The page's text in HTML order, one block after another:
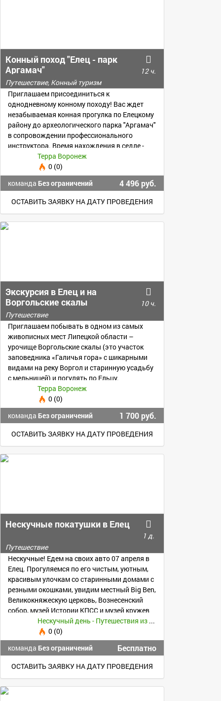
Конный поход "Елец - парк
Аргамач"
12 ч.
Путешествие, Конный туризм
Приглашаем присоединиться к
однодневному конному походу! Вас ждет
незабываемая конная прогулка по Елецкому
району до археологического парка "Аргамач"
в сопровождении профессионального
инструктора. Время нахождения в седле -
седле - 5 часовТерра Воронеж
0 (0)
команда Без ограничений 4 496 руб.
ОСТАВИТЬ ЗАЯВКУ НА ДАТУ ПРОВЕДЕНИЯ
Экскурсия в Елец и на
Воргольские скалы
10 ч.
Путешествие
Приглашаем побывать в одном из самых
живописных мест Липецкой области –
урочище Воргольские скалы (это участок
заповедника «Галичья гора» с шикарными
видами на реку Воргол и старинную усадьбу
с мельницей) и погулять по Ельцу.
Терра Воронеж
0 (0)
команда Без ограничений 1 700 руб.
ОСТАВИТЬ ЗАЯВКУ НА ДАТУ ПРОВЕДЕНИЯ
Нескучные покатушки в Елец
1 д.
Путешествие
Нескучные! Едем на своих авто 07 апреля в
Елец. Прогуляемся по его чистым, уютным,
красивым улочкам со старинными домами с
резными окошками, увидим местный Big Ben,
Великокняжескую церковь, Вознесенский
собор, музей Истории КПСС и музей кружев
Нескучный день - Путешествия из Воронежа -
0 (0)
команда Без ограничений Бесплатно
ОСТАВИТЬ ЗАЯВКУ НА ДАТУ ПРОВЕДЕНИЯ